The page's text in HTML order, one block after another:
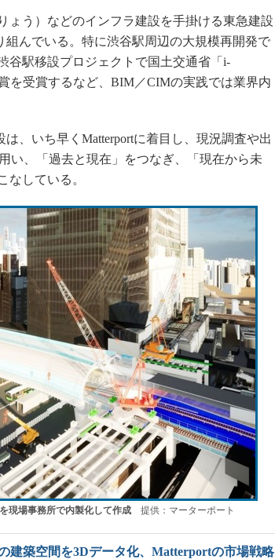
う）などのインフラ建設を手掛ける東急建設
んでいる。特に渋谷駅周辺の大規模再開発で
谷駅移設プロジェクトで国土交通省「i-
を受賞するなど、BIM／CIMの実践では業界内
、いち早くMatterportに着目し、現況調査や出
い、「過去と現在」をつなぎ、「現在から未
なしている。
現場事務所で内製化して作成提供：マーターポート
建築空間を3Dデータ化、Matterportの市場戦略